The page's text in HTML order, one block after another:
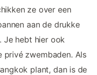
ze over een
aan de drukke
Je hebt hier ook
privé zwembaden. Als
plant, dan is de